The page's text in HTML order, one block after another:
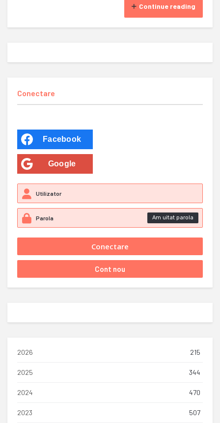
Continue reading
Conectare
Facebook
Google
Am uitat parola
2026 215
2025 344
2024 470
2023 507